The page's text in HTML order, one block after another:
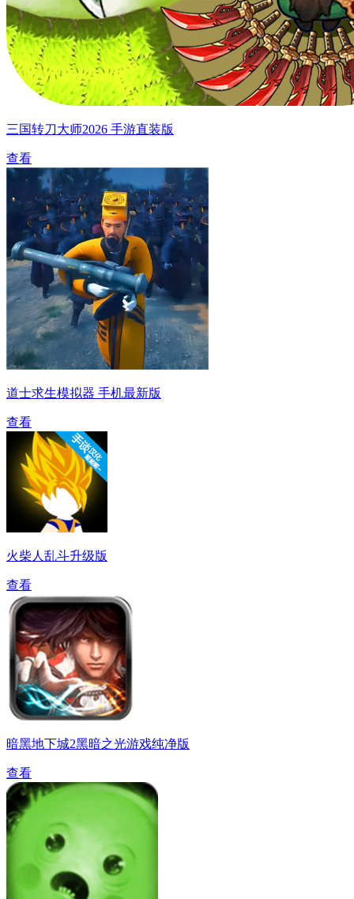
三国转刀大师2026 手游直装版
查看
道士求生模拟器 手机最新版
查看
火柴人乱斗升级版
查看
暗黑地下城2黑暗之光游戏纯净版
查看